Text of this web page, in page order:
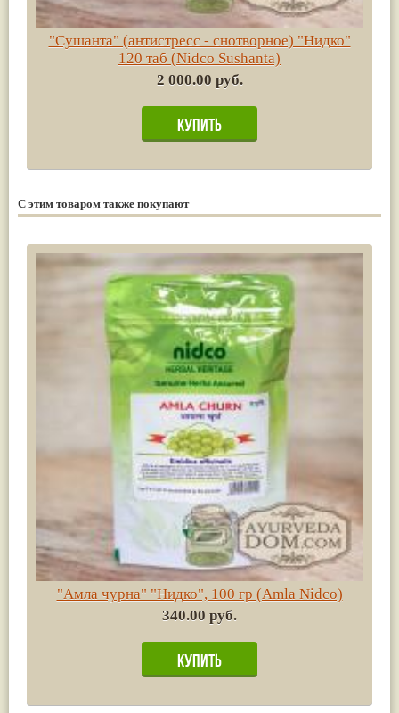
"Сушанта" (антистресс - снотворное) "Нидко"
120 таб (Nidco Sushanta)
2 000.00 руб.
С этим товаром также покупают
"Амла чурна" "Нидко", 100 гр (Amla Nidco)
340.00 руб.